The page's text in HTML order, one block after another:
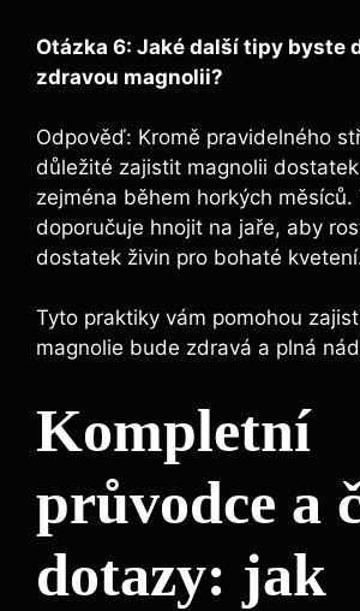
Otázka 6: Jaké další tipy byste
zdravou⁣ magnolii?
Odpověď: Kromě pravidelného
důležité zajistit magnolii
zejména během horkých měsíců.
doporučuje hnojit na jaře, aby⁢
dostatek živin ⁤pro bohaté
Tyto praktiky​ vám pomohou
magnolie bude zdravá a ⁢plná
Kompletní
průvodce a
dotazy: jak